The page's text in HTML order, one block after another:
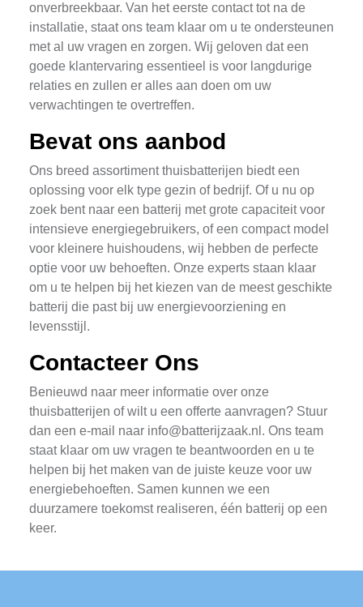
onverbreekbaar. Van het eerste contact tot na de
installatie, staat ons team klaar om u te ondersteunen
met al uw vragen en zorgen. Wij geloven dat een
goede klantervaring essentieel is voor langdurige
relaties en zullen er alles aan doen om uw
verwachtingen te overtreffen.
Bevat ons aanbod
Ons breed assortiment thuisbatterijen biedt een
oplossing voor elk type gezin of bedrijf. Of u nu op
zoek bent naar een batterij met grote capaciteit voor
intensieve energiegebruikers, of een compact model
voor kleinere huishoudens, wij hebben de perfecte
optie voor uw behoeften. Onze experts staan klaar
om u te helpen bij het kiezen van de meest geschikte
batterij die past bij uw energievoorziening en
levensstijl.
Contacteer Ons
Benieuwd naar meer informatie over onze
thuisbatterijen of wilt u een offerte aanvragen? Stuur
dan een e-mail naar info@batterijzaak.nl . Ons team
staat klaar om uw vragen te beantwoorden en u te
helpen bij het maken van de juiste keuze voor uw
energiebehoeften. Samen kunnen we een
duurzamere toekomst realiseren, één batterij op een
keer.